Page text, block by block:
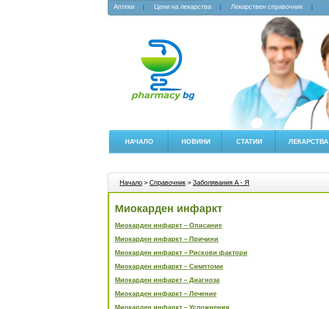
Аптеки Цени на лекарства Лекарствен справочник
НАЧАЛО НОВИНИ СТАТИИ ЛЕКАРСТВА
Начало > Справочник > Заболявания А - Я
Миокарден инфаркт
Миокарден инфаркт – Описание
Миокарден инфаркт – Причини
Миокарден инфаркт – Рискови фактори
Миокарден инфаркт – Симптоми
Миокарден инфаркт – Диагноза
Миокарден инфаркт – Лечение
Миокарден инфаркт – Усложнения